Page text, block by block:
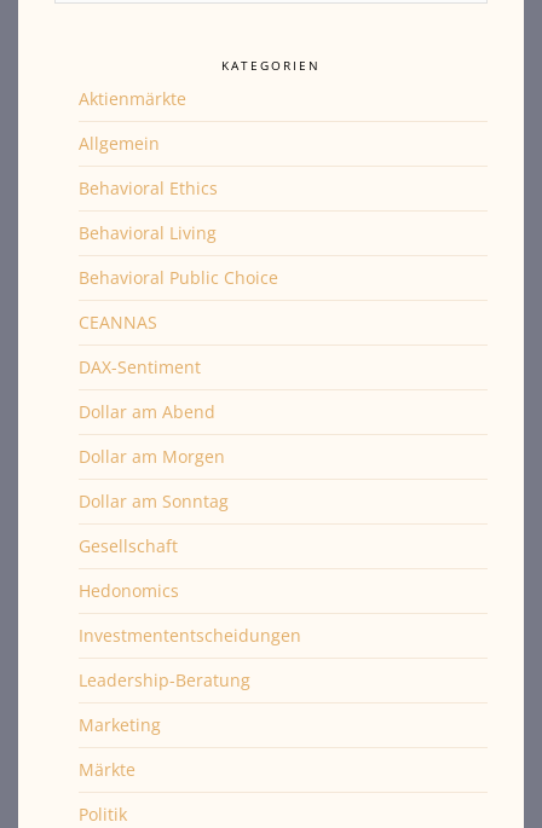
KATEGORIEN
Aktienmärkte
Allgemein
Behavioral Ethics
Behavioral Living
Behavioral Public Choice
CEANNAS
DAX-Sentiment
Dollar am Abend
Dollar am Morgen
Dollar am Sonntag
Gesellschaft
Hedonomics
Investmententscheidungen
Leadership-Beratung
Marketing
Märkte
Politik